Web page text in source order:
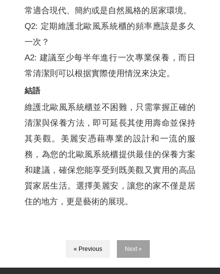
常適合現代、簡約或是自然風格的居家環境。
Q2: 定期維護北歐風系統櫃的頻率應該是多久
一次？
A2: 建議至少每半年進行一次專業保養，而日
常清潔則可以根据實際使用情況來決定。
結語
維護北歐風系統櫃並不困難，只需掌握正確的
清潔與保養方法，即可延長其使用壽命並保持
其美觀。美麗安憑藉專業的設計和一流的服
務，為您的北歐風系統櫃提供最佳的保養方案
和建議，確保您能享受到既美觀又實用的高品
質家居生活。選擇美麗安，讓您的家不僅是居
住的地方，更是藝術的展現。
« Previous Next »